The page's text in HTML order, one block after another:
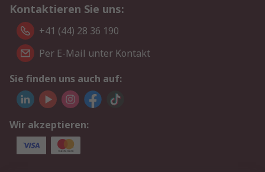
Kontaktieren Sie uns:
+41 (44) 28 36 190
Per E-Mail unter Kontakt
Sie finden uns auch auf:
Wir akzeptieren: